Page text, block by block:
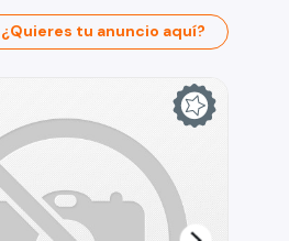
¿Quieres tu anuncio aquí?